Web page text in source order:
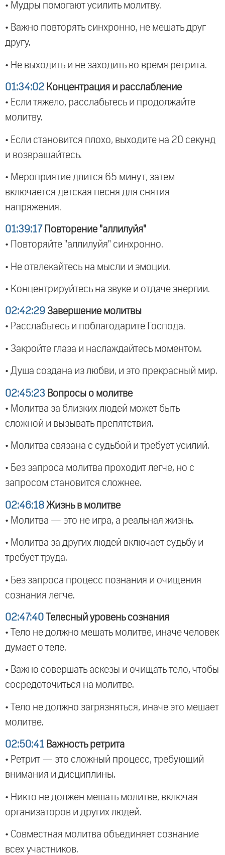
• Мудры помогают усилить молитву.
• Важно повторять синхронно, не мешать друг
другу.
• Не выходить и не заходить во время ретрита.
01:34:02 Концентрация и расслабление
• Если тяжело, расслабьтесь и продолжайте
молитву.
• Если становится плохо, выходите на 20 секунд
и возвращайтесь.
• Мероприятие длится 65 минут, затем
включается детская песня для снятия
напряжения.
01:39:17 Повторение "аллилуйя"
• Повторяйте "аллилуйя" синхронно.
• Не отвлекайтесь на мысли и эмоции.
• Концентрируйтесь на звуке и отдаче энергии.
02:42:29 Завершение молитвы
• Расслабьтесь и поблагодарите Господа.
• Закройте глаза и наслаждайтесь моментом.
• Душа создана из любви, и это прекрасный мир.
02:45:23 Вопросы о молитве
• Молитва за близких людей может быть
сложной и вызывать препятствия.
• Молитва связана с судьбой и требует усилий.
• Без запроса молитва проходит легче, но с
запросом становится сложнее.
02:46:18 Жизнь в молитве
• Молитва — это не игра, а реальная жизнь.
• Молитва за других людей включает судьбу и
требует труда.
• Без запроса процесс познания и очищения
сознания легче.
02:47:40 Телесный уровень сознания
• Тело не должно мешать молитве, иначе человек
думает о теле.
• Важно совершать аскезы и очищать тело, чтобы
сосредоточиться на молитве.
• Тело не должно загрязняться, иначе это мешает
молитве.
02:50:41 Важность ретрита
• Ретрит — это сложный процесс, требующий
внимания и дисциплины.
• Никто не должен мешать молитве, включая
организаторов и других людей.
• Совместная молитва объединяет сознание
всех участников.